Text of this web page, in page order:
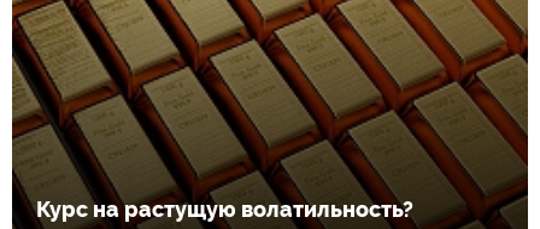
Курс на растущую волатильность?